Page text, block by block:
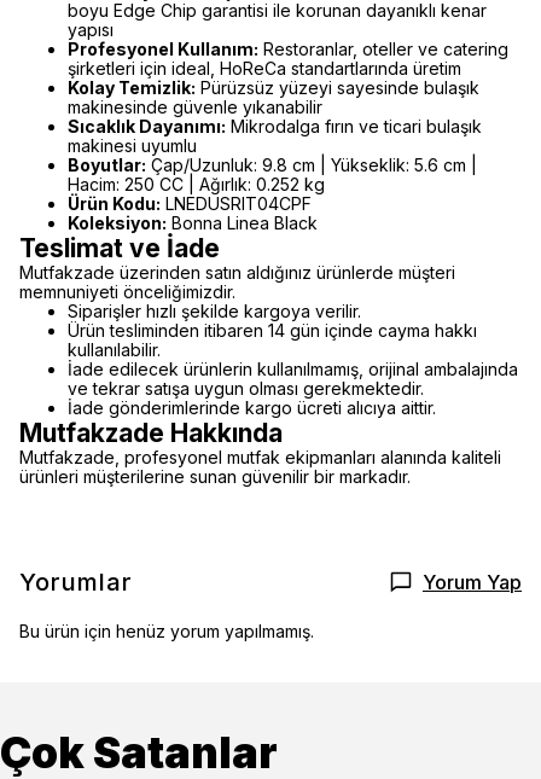
boyu Edge Chip garantisi ile korunan dayanıklı kenar
yapısı
Profesyonel Kullanım: Restoranlar, oteller ve catering
şirketleri için ideal, HoReCa standartlarında üretim
Kolay Temizlik: Pürüzsüz yüzeyi sayesinde bulaşık
makinesinde güvenle yıkanabilir
Sıcaklık Dayanımı: Mikrodalga fırın ve ticari bulaşık
makinesi uyumlu
Boyutlar: Çap/Uzunluk: 9.8 cm | Yükseklik: 5.6 cm |
Hacim: 250 CC | Ağırlık: 0.252 kg
Ürün Kodu: LNEDUSRIT04CPF
Koleksiyon: Bonna Linea Black
Teslimat ve İade
Mutfakzade üzerinden satın aldığınız ürünlerde müşteri
memnuniyeti önceliğimizdir.
Siparişler hızlı şekilde kargoya verilir.
Ürün tesliminden itibaren 14 gün içinde cayma hakkı
kullanılabilir.
İade edilecek ürünlerin kullanılmamış, orijinal ambalajında
ve tekrar satışa uygun olması gerekmektedir.
İade gönderimlerinde kargo ücreti alıcıya aittir.
Mutfakzade Hakkında
Mutfakzade, profesyonel mutfak ekipmanları alanında kaliteli
ürünleri müşterilerine sunan güvenilir bir markadır.
Yorumlar Yorum Yap
Bu ürün için henüz yorum yapılmamış.
Çok Satanlar